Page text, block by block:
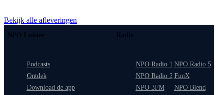
Bekijk alle afleveringen
NPO Luister
Podcasts
Ontdek
Download de app
Radio
NPO Radio 1
NPO Radio 2
NPO 3FM
NPO Radio 5
FunX
NPO Blend